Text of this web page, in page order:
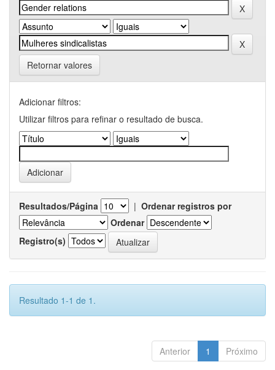
Retornar valores
Adicionar filtros:
Utilizar filtros para refinar o resultado de busca.
Resultados/Página | Ordenar registros por
Ordenar
Registro(s)
Resultado 1-1 de 1.
Anterior 1 Próximo